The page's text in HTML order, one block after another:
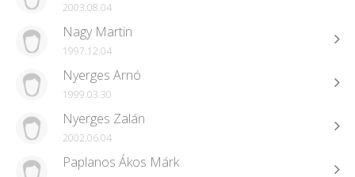
2003.08.04
Nagy Martin
1997.12.04
Nyerges Arnó
1999.03.30
Nyerges Zalán
2002.06.04
Paplanos Ákos Márk